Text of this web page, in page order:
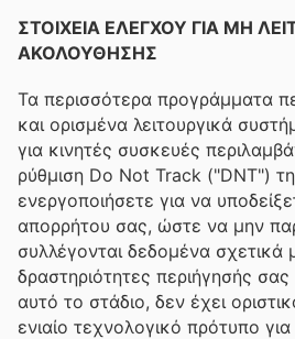
ΣΤΟΙΧΕΙΑ ΕΛΕΓΧΟΥ ΓΙΑ ΜΗ
ΑΚΟΛΟΥΘΗΣΗΣ
Τα περισσότερα προγράμματα
και ορισμένα λειτουργικά
για κινητές συσκευές
ρύθμιση Do Not Track ("DNT")
ενεργοποιήσετε για να
απορρήτου σας, ώστε να μην
συλλέγονται δεδομένα σχετικά
δραστηριότητες περιήγησής σας
αυτό το στάδιο, δεν έχει
ενιαίο τεχνολογικό πρότυπο